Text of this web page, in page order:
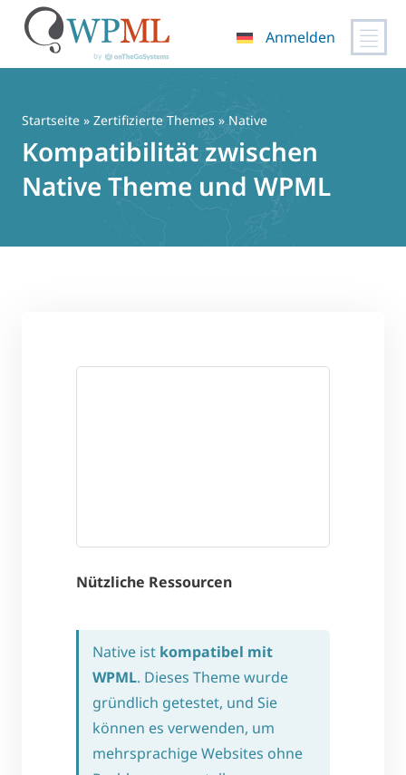
springen
Anmelden
Startseite » Zertifizierte Themes » Native
Kompatibilität zwischen
Native Theme und WPML
Nützliche Ressourcen
Native ist kompatibel mit
WPML. Dieses Theme wurde
gründlich getestet, und Sie
können es verwenden, um
mehrsprachige Websites ohne